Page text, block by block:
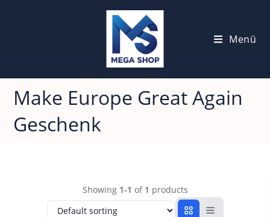
Menü
Make Europe Great Again
Geschenk
Showing 1-1 of 1 products